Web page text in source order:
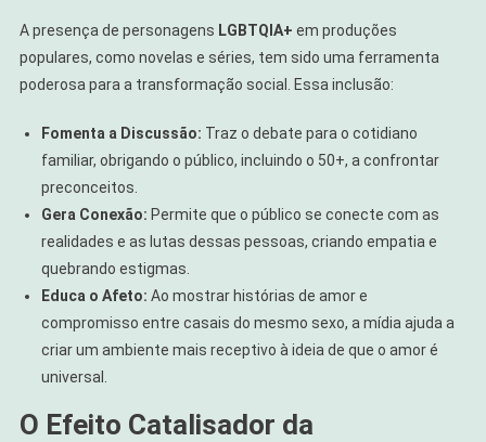
A presença de personagens LGBTQIA+ em produções
populares, como novelas e séries, tem sido uma ferramenta
poderosa para a transformação social. Essa inclusão:
Fomenta a Discussão: Traz o debate para o cotidiano
familiar, obrigando o público, incluindo o 50+, a confrontar
preconceitos.
Gera Conexão: Permite que o público se conecte com as
realidades e as lutas dessas pessoas, criando empatia e
quebrando estigmas.
Educa o Afeto: Ao mostrar histórias de amor e
compromisso entre casais do mesmo sexo, a mídia ajuda a
criar um ambiente mais receptivo à ideia de que o amor é
universal.
O Efeito Catalisador da